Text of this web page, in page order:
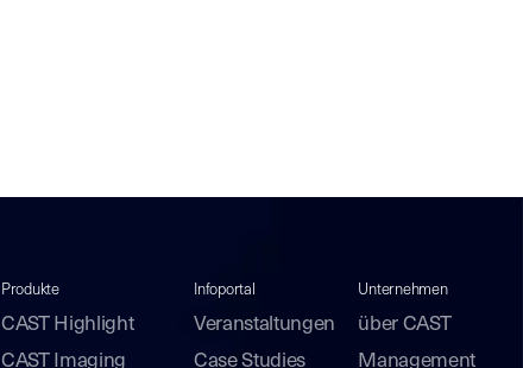
Produkte
CAST Highlight
CAST Imaging
Infoportal
Veranstaltungen
Case Studies
Unternehmen
über CAST
Management